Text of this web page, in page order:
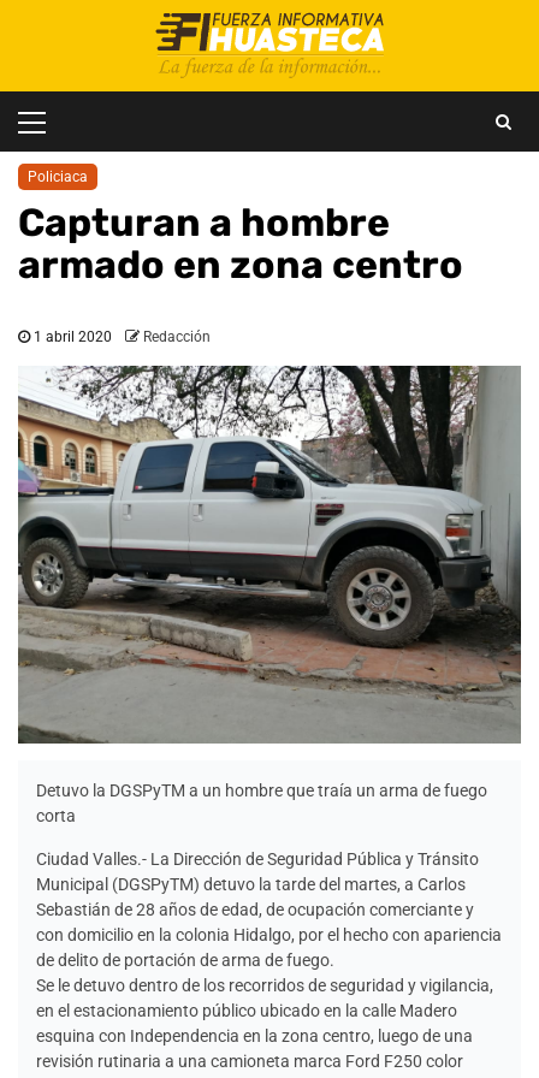
principal
Policiaca
Capturan a hombre
armado en zona centro
1 abril 2020 Redacción
Detuvo la DGSPyTM a un hombre que traía un arma de fuego
corta
Ciudad Valles.- La Dirección de Seguridad Pública y Tránsito
Municipal (DGSPyTM) detuvo la tarde del martes, a Carlos
Sebastián de 28 años de edad, de ocupación comerciante y
con domicilio en la colonia Hidalgo, por el hecho con apariencia
de delito de portación de arma de fuego.
Se le detuvo dentro de los recorridos de seguridad y vigilancia,
en el estacionamiento público ubicado en la calle Madero
esquina con Independencia en la zona centro, luego de una
revisión rutinaria a una camioneta marca Ford F250 color